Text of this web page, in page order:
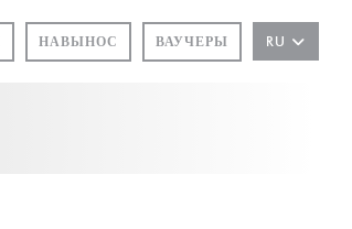
НАВЫНОС ВАУЧЕРЫ RU